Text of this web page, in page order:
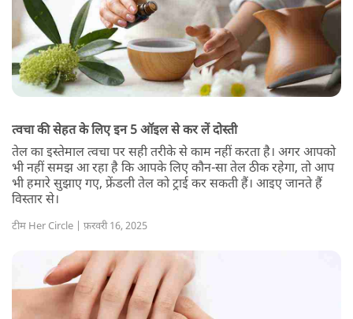
त्वचा की सेहत के लिए इन 5 ऑइल से कर लें दोस्ती
तेल का इस्तेमाल त्वचा पर सही तरीके से काम नहीं करता है। अगर आपको
भी नहीं समझ आ रहा है कि आपके लिए कौन-सा तेल ठीक रहेगा, तो आप
भी हमारे सुझाए गए, फ्रेंडली तेल को ट्राई कर सकती हैं। आइए जानते हैं
विस्तार से।
टीम Her Circle | फ़रवरी 16, 2025